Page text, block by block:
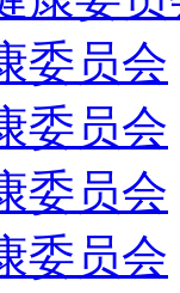
委员会
委员会
委员会
委员会